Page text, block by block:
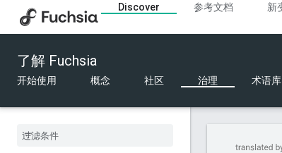
Discover 参考文档 新
了解 Fuchsia
开始使用 概念 社区 治理 术语库
RFC-0129：Fuchsia 中的 Python
RFC-0132：FIDL 表大小限制
RFC-0133：软件交付目标
RFC-0136：Fxfs